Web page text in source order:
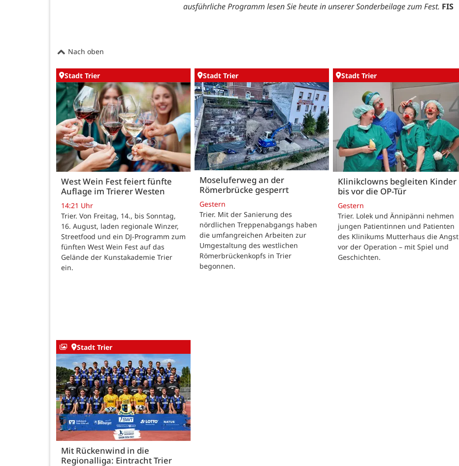
ausführliche Programm lesen Sie heute in unsererSonderbeilage zum Fest. FIS
Nach oben
Stadt Trier
West Wein Fest feiert fünfte
Auflage im Trierer Westen
14:21 Uhr
Trier. Von Freitag, 14., bis Sonntag,
16. August, laden regionale Winzer,
Streetfood und ein DJ-Programm zum
fünften West Wein Fest auf das
Gelände der Kunstakademie Trier
ein.
Stadt Trier
Moseluferweg an der
Römerbrücke gesperrt
Gestern
Trier. Mit der Sanierung des
nördlichen Treppenabgangs haben
die umfangreichen Arbeiten zur
Umgestaltung des westlichen
Römerbrückenkopfs in Trier
begonnen.
Stadt Trier
Klinikclowns begleiten Kinder
bis vor die OP-Tür
Gestern
Trier. Lolek und Ännipänni nehmen
jungen Patientinnen und Patienten
des Klinikums Mutterhaus die Angst
vor der Operation – mit Spiel und
Geschichten.
Stadt Trier
Mit Rückenwind in die
Regionalliga: Eintracht Trier